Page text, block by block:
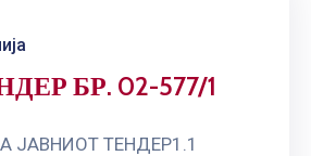
БР. 02-577/1
ЈАВНИОТ ТЕНДЕР1.1